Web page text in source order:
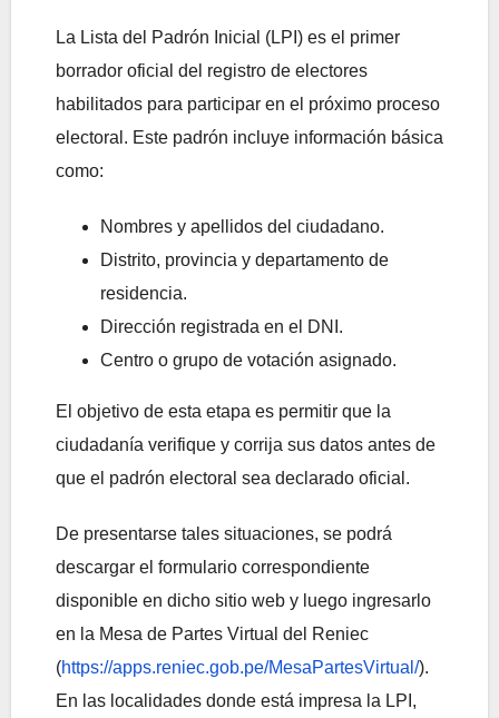
La Lista del Padrón Inicial (LPI) es el primer
borrador oficial del registro de electores
habilitados para participar en el próximo proceso
electoral. Este padrón incluye información básica
como:
Nombres y apellidos del ciudadano.
Distrito, provincia y departamento de
residencia.
Dirección registrada en el DNI.
Centro o grupo de votación asignado.
El objetivo de esta etapa es permitir que la
ciudadanía verifique y corrija sus datos antes de
que el padrón electoral sea declarado oficial.
De presentarse tales situaciones, se podrá
descargar el formulario correspondiente
disponible en dicho sitio web y luego ingresarlo
en la Mesa de Partes Virtual del Reniec
(https://apps.reniec.gob.pe/MesaPartesVirtual/).
En las localidades donde está impresa la LPI,